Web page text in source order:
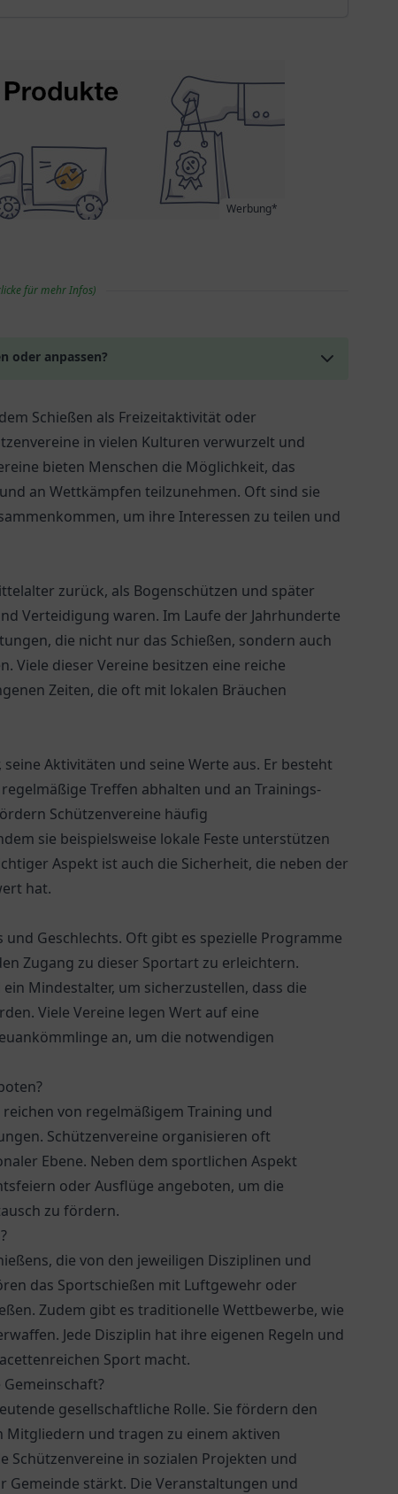
Werbung*
für mehr Infos)
oder anpassen?
Schießen als Freizeitaktivität oder
in vielen Kulturen verwurzelt und
bieten Menschen die Möglichkeit, das
an Wettkämpfen teilzunehmen. Oft sind sie
um ihre Interessen zu teilen und
zurück, als Bogenschützen und später
Verteidigung waren. Im Laufe der Jahrhunderte
die nicht nur das Schießen, sondern auch
Viele dieser Vereine besitzen eine reiche
Zeiten, die oft mit lokalen Bräuchen
Aktivitäten und seine Werte aus. Er besteht
Treffen abhalten und an Trainings-
Schützenvereine häufig
sie beispielsweise lokale Feste unterstützen
Aspekt ist auch die Sicherheit, die neben der
hat.
Geschlechts. Oft gibt es spezielle Programme
Zugang zu dieser Sportart zu erleichtern.
Mindestalter, um sicherzustellen, dass die
Viele Vereine legen Wert auf eine
an, um die notwendigen
von regelmäßigem Training und
Schützenvereine organisieren oft
Ebene. Neben dem sportlichen Aspekt
oder Ausflüge angeboten, um die
zu fördern.
die von den jeweiligen Disziplinen und
das Sportschießen mit Luftgewehr oder
Zudem gibt es traditionelle Wettbewerbe, wie
Jede Disziplin hat ihre eigenen Regeln und
Sport macht.
gesellschaftliche Rolle. Sie fördern den
und tragen zu einem aktiven
Schützenvereine in sozialen Projekten und
Gemeinde stärkt. Die Veranstaltungen und